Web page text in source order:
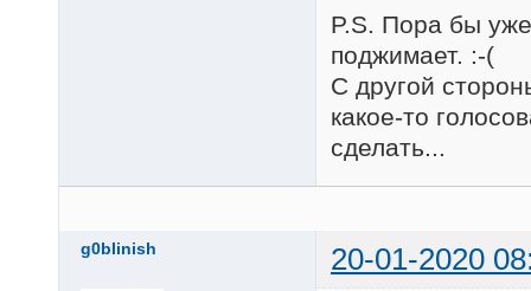
P.S. Пора бы
поджимает. :-(
С другой
какое-то
сделать...
g0blinish 20-01-2020